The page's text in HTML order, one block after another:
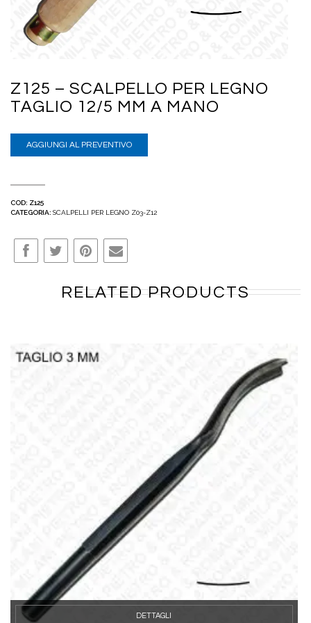
Z125 – SCALPELLO PER LEGNO
TAGLIO 12/5 MM A MANO
AGGIUNGI AL PREVENTIVO
COD: Z125
CATEGORIA: SCALPELLI PER LEGNO Z03-Z12
RELATED PRODUCTS
DETTAGLI